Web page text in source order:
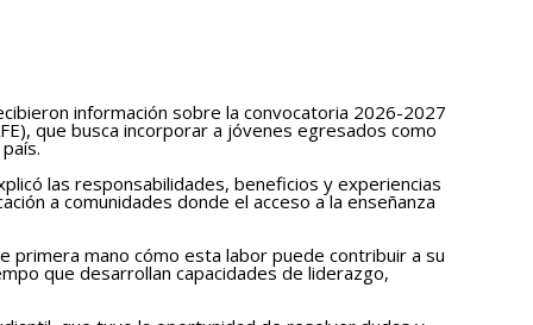
información sobre la convocatoria 2026-2027
que busca incorporar a jóvenes egresados como
las responsabilidades, beneficios y experiencias
a comunidades donde el acceso a la enseñanza
mano cómo esta labor puede contribuir a su
que desarrollan capacidades de liderazgo,